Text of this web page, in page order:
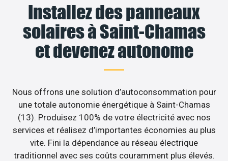
Installez des panneaux
solaires à Saint-Chamas
et devenez autonome
Nous offrons une solution d’autoconsommation pour
une totale autonomie énergétique à Saint-Chamas
(13). Produisez 100% de votre électricité avec nos
services et réalisez d’importantes économies au plus
vite. Fini la dépendance au réseau électrique
traditionnel avec ses coûts couramment plus élevés.